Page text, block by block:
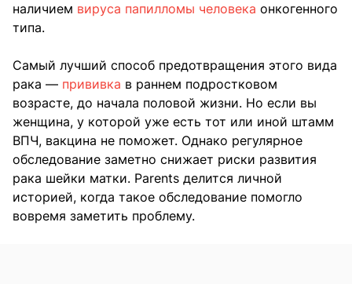
наличием вируса папилломы человека онкогенного
типа.
Самый лучший способ предотвращения этого вида
рака — прививка в раннем подростковом
возрасте, до начала половой жизни. Но если вы
женщина, у которой уже есть тот или иной штамм
ВПЧ, вакцина не поможет. Однако регулярное
обследование заметно снижает риски развития
рака шейки матки. Parents делится личной
историей, когда такое обследование помогло
вовремя заметить проблему.